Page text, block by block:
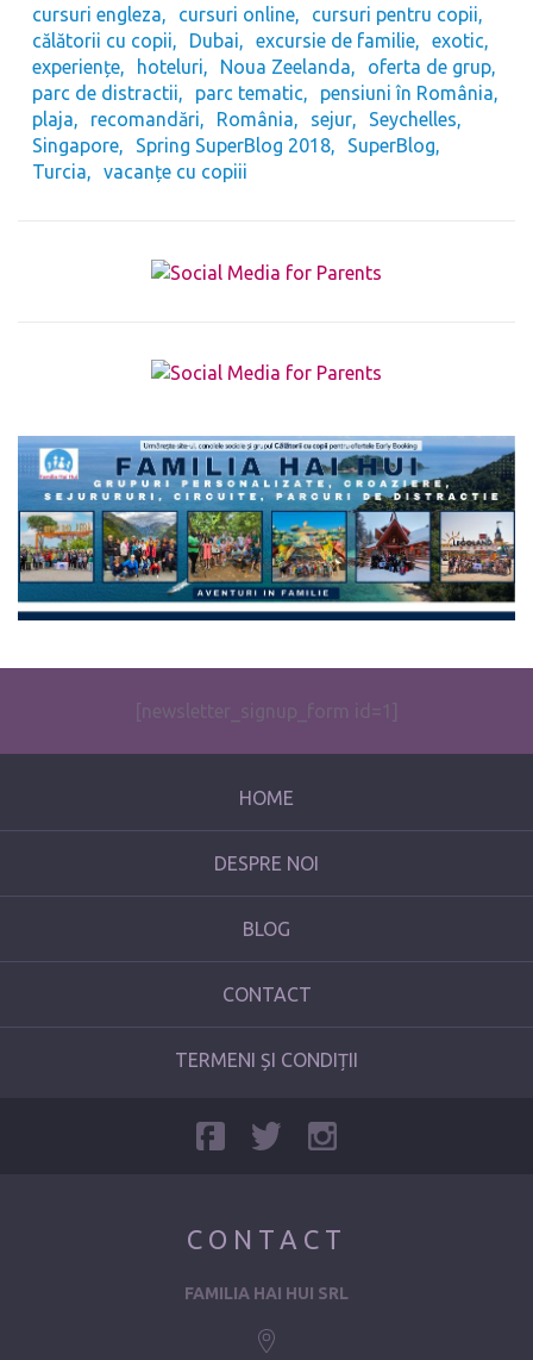
cursuri engleza
cursuri online
cursuri pentru copii
călătorii cu copii
Dubai excursie de familie
exotic
experiențe
hoteluri Noua Zeelanda
oferta de grup
parc de distractii
parc tematic
pensiuni în România
plaja
recomandări România sejur
Seychelles
Singapore
Spring SuperBlog 2018
SuperBlog
Turcia
vacanțe cu copiii
The form you have selected does not exist.
[newsletter_signup_form id=1]
HOME
DESPRE NOI
BLOG
CONTACT
TERMENI ȘI CONDIȚII
CONTACT
FAMILIA HAI HUI SRL